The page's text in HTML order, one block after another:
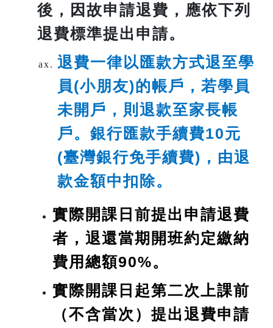
後，因故申請退費，應依下列
退費標準提出申請。
退費一律以匯款方式退至學
員(小朋友)的帳戶，若學員
未開戶，則退款至家長帳
戶。銀行匯款手續費10元
(臺灣銀行免手續費)，由退
款金額中扣除。
實際開課日前提出申請退費
者，退還當期開班約定繳納
費用總額90%。
實際開課日起第二次上課前
（不含當次）提出退費申請